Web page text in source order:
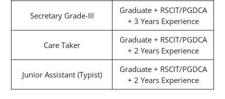
Secretary Grade-III
Graduate + RSCIT/PGDCA
+ 3 Years Experience
Care Taker
Graduate + RSCIT/PGDCA
+ 2 Years Experience
Junior Assistant (Typist)
Graduate + RSCIT/PGDCA
+ 2 Years Experience